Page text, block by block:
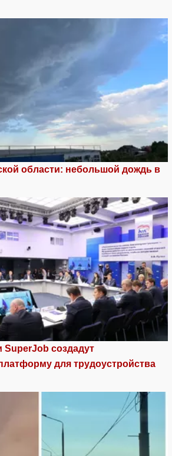
области: небольшой дождь в
SuperJob создадут
для трудоустройства